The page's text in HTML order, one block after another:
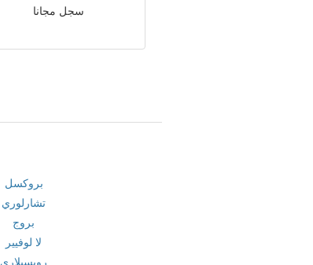
سجل مجانا
بروكسل
تشارلوري
بروج
لا لوفيير
رويسيلاري